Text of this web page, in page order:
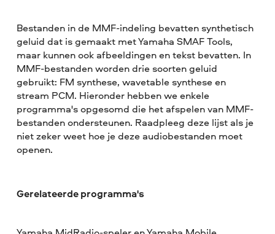
Bestanden in de MMF-indeling bevatten synthetisch
geluid dat is gemaakt met Yamaha SMAF Tools,
maar kunnen ook afbeeldingen en tekst bevatten. In
MMF-bestanden worden drie soorten geluid
gebruikt: FM synthese, wavetable synthese en
stream PCM. Hieronder hebben we enkele
programma's opgesomd die het afspelen van MMF-
bestanden ondersteunen. Raadpleeg deze lijst als je
niet zeker weet hoe je deze audiobestanden moet
openen.
Gerelateerde programma's